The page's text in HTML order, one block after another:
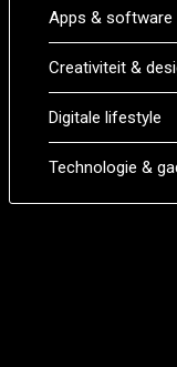
Apps & software
Creativiteit &
Digitale lifestyle
Technologie &